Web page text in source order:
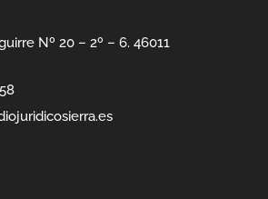
Nº 20 – 2º – 6. 46011